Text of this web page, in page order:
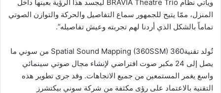
ويأتي نظام BRAVIA Theatre Trio ليجسد هذا الرؤية بعينها داخل
المنزل، ممّا يتيح للجمهور سماع التفاصيل والحركة والتوازن الصوتي
تماماً بالشكل الذي أردنا لهم تجربته وعيش تفاصيله”.
تُولد تقنية360 Spatial Sound Mapping (360SSM) من سوني ما
يصل إلى 24 مكبر صوت افتراضي لإنشاء مجال صوتي سينمائي
واسع يغمر المستمعين من جميع الاتجاهات. وقد جرى تطوير هذه
التقنية بالاعتماد على رؤى مكثفة من شركة سوني بيكتشرز